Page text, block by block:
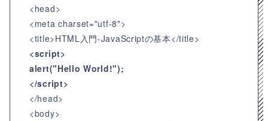
<head>
<meta charset="utf-8">
<title>HTML入門-JavaScriptの基本</title>
<script>
alert("Hello World!");
</script>
</head>
<body>